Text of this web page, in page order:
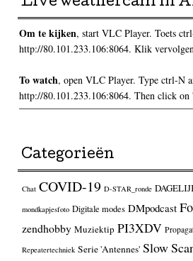
Live weathercam in
Om te kijken, start VLC Player. Toets
http://80.101.233.106:8064. Klik
To watch, open VLC Player. Type ctrl-N
http://80.101.233.106:8064. Then click on
Categorieën
Chat COVID-19 D-STAR_ronde
mondkapjesfoto Digitale modes DMpodcast
zendhobby Muziektip PI3XDV
Repeatertechniek Serie 'Antennes' Slow